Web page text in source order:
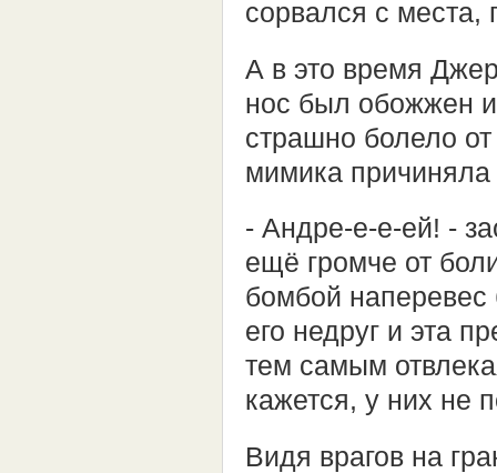
сорвался с места,
А в это время
нос был обожжен
страшно болело
мимика
- Андре-е-е-ей! -
ещё громче от
бомбой наперевес
его недруг и эта
тем самым
кажется, у них не
Видя врагов на